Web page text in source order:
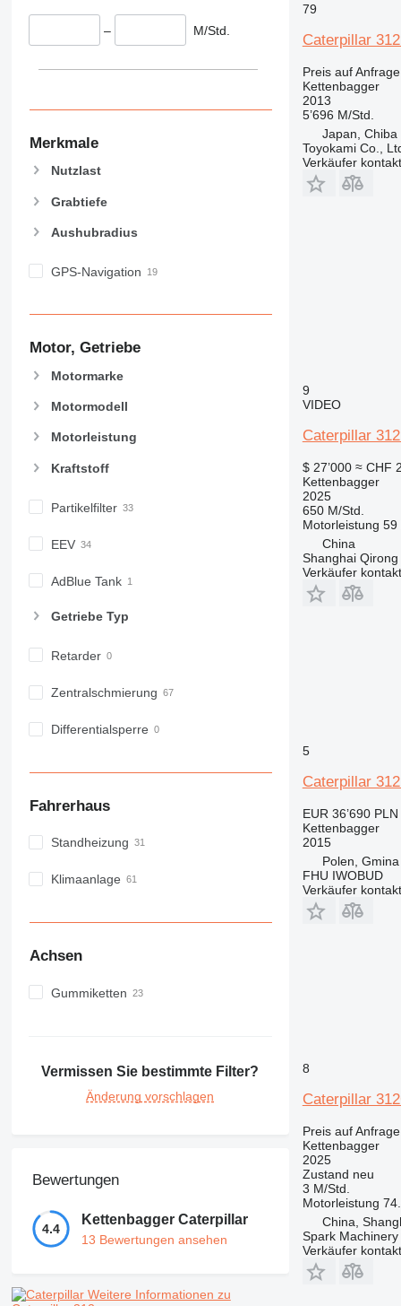
– M/Std.
Merkmale
Nutzlast
Grabtiefe
Aushubradius
GPS-Navigation
Motor, Getriebe
Motormarke
Motormodell
Motorleistung
Kraftstoff
Partikelfilter
EEV
AdBlue Tank
Getriebe Typ
Retarder
Zentralschmierung
Differentialsperre
Fahrerhaus
Standheizung
Klimaanlage
Achsen
Gummiketten
Vermissen Sie bestimmte Filter?
Änderung vorschlagen
Bewertungen
4.4
Kettenbagger Caterpillar
13 Bewertungen ansehen
Weitere Informationen zu
79
Caterpillar
Preis auf Anfrage
Kettenbagger
2013
5’696 M/Std.
Japan, Chiba
Toyokami Co.,
Verkäufer
9
VIDEO
Caterpillar
$ 27’000 ≈ CHF
Kettenbagger
2025
650 M/Std.
Motorleistung 59
China
Shanghai
Verkäufer
5
Caterpillar
EUR 36’690 PLN
Kettenbagger
2015
Polen, Gmina
FHU IWOBUD
Verkäufer
8
Caterpillar
Preis auf Anfrage
Kettenbagger
2025
Zustand neu
3 M/Std.
Motorleistung
China,
Spark
Verkäufer